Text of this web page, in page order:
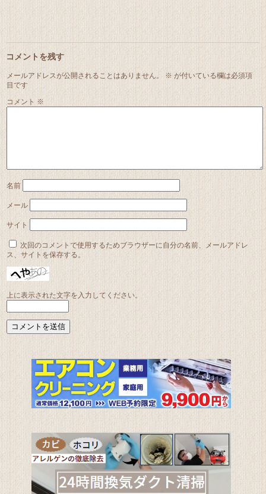
コメントを残す
メールアドレスが公開されることはありません。 ※が付いている欄は必須項
目です
コメント ※
名前
メール
サイト
次回のコメントで使用するためブラウザーに自分の名前、メールアドレ
ス、サイトを保存する。
上に表示された文字を入力してください。